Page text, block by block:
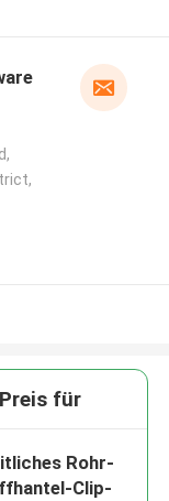
für
Rohr-
Clip-